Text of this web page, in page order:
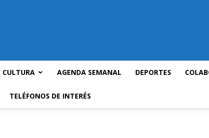
CULTURA AGENDA SEMANAL DEPORTES
TELÉFONOS DE INTERÉS